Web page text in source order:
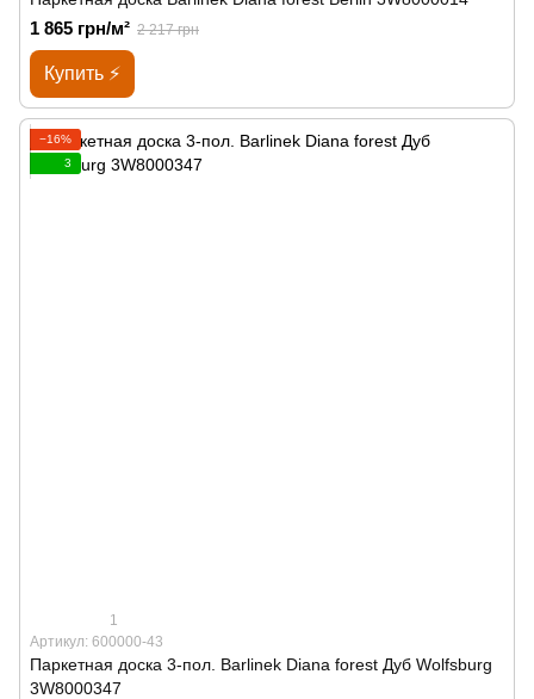
1 865 грн/м² 2 217 грн
Купить ⚡
−16%
3
1
Артикул: 600000-43
Паркетная доска 3-пол. Barlinek Diana forest Дуб Wolfsburg
3W8000347